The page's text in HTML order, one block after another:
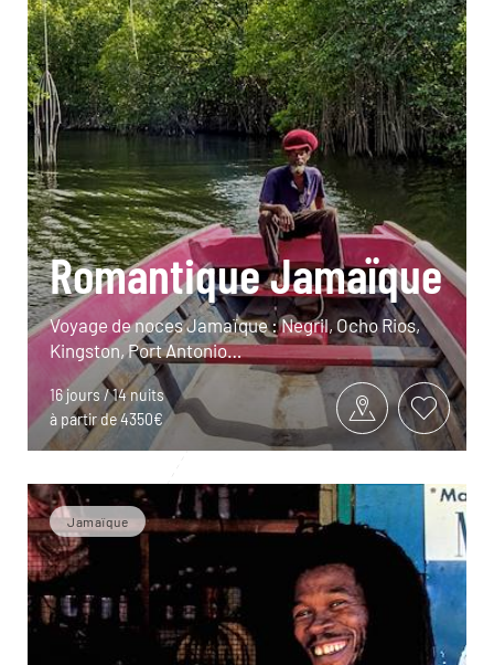
Romantique Jamaïque
Voyage de noces Jamaïque : Negril, Ocho Rios,
Kingston, Port Antonio…
16 jours / 14 nuits
à partir de 4350€
Jamaïque